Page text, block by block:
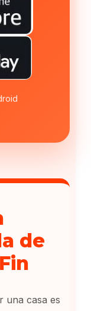
de
una casa es